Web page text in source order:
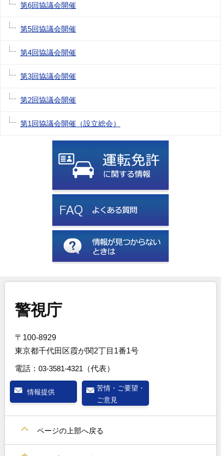
第6回協議会開催
第5回協議会開催
第4回協議会開催
第3回協議会開催
第2回協議会開催
第1回協議会開催（設立総会）
警視庁
〒100-8929
東京都千代田区霞が関2丁目1番1号
電話： 03-3581-4321 （代表）
情報提供
苦情・ご要望・
ご意見
ページの上部へ戻る